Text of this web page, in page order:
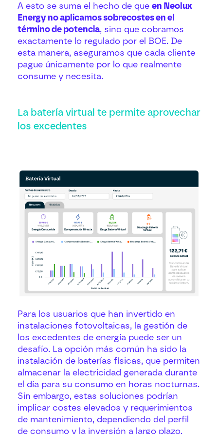
A esto se suma el hecho de que en Neolux
Energy no aplicamos sobrecostes en el
término de potencia, sino que cobramos
exactamente lo regulado por el BOE. De
esta manera, aseguramos que cada cliente
pague únicamente por lo que realmente
consume y necesita.
La batería virtual te permite aprovechar
los excedentes
Para los usuarios que han invertido en
instalaciones fotovoltaicas, la gestión de
los excedentes de energía puede ser un
desafío. La opción más común ha sido la
instalación de baterías físicas, que permiten
almacenar la electricidad generada durante
el día para su consumo en horas nocturnas.
Sin embargo, estas soluciones podrían
implicar costes elevados y requerimientos
de mantenimiento, dependiendo del perfil
de consumo y la inversión a largo plazo.